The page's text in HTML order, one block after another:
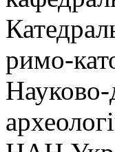
римо-
Науково-